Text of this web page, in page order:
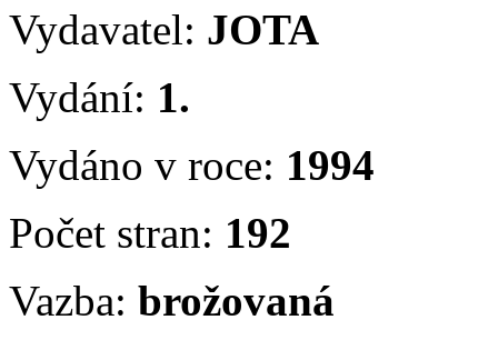
Vydavatel: JOTA
Vydání: 1.
Vydáno v roce: 1994
Počet stran: 192
Vazba: brožovaná